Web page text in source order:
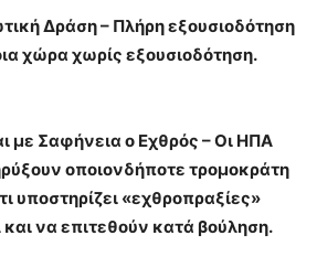
Δράση – Πλήρη εξουσιοδότηση
χώρα χωρίς εξουσιοδότηση.
με Σαφήνεια ο Εχθρός – Οι ΗΠΑ
οποιονδήποτε τρομοκράτη
υποστηρίζει «εχθροπραξίες»
να επιτεθούν κατά βούληση.